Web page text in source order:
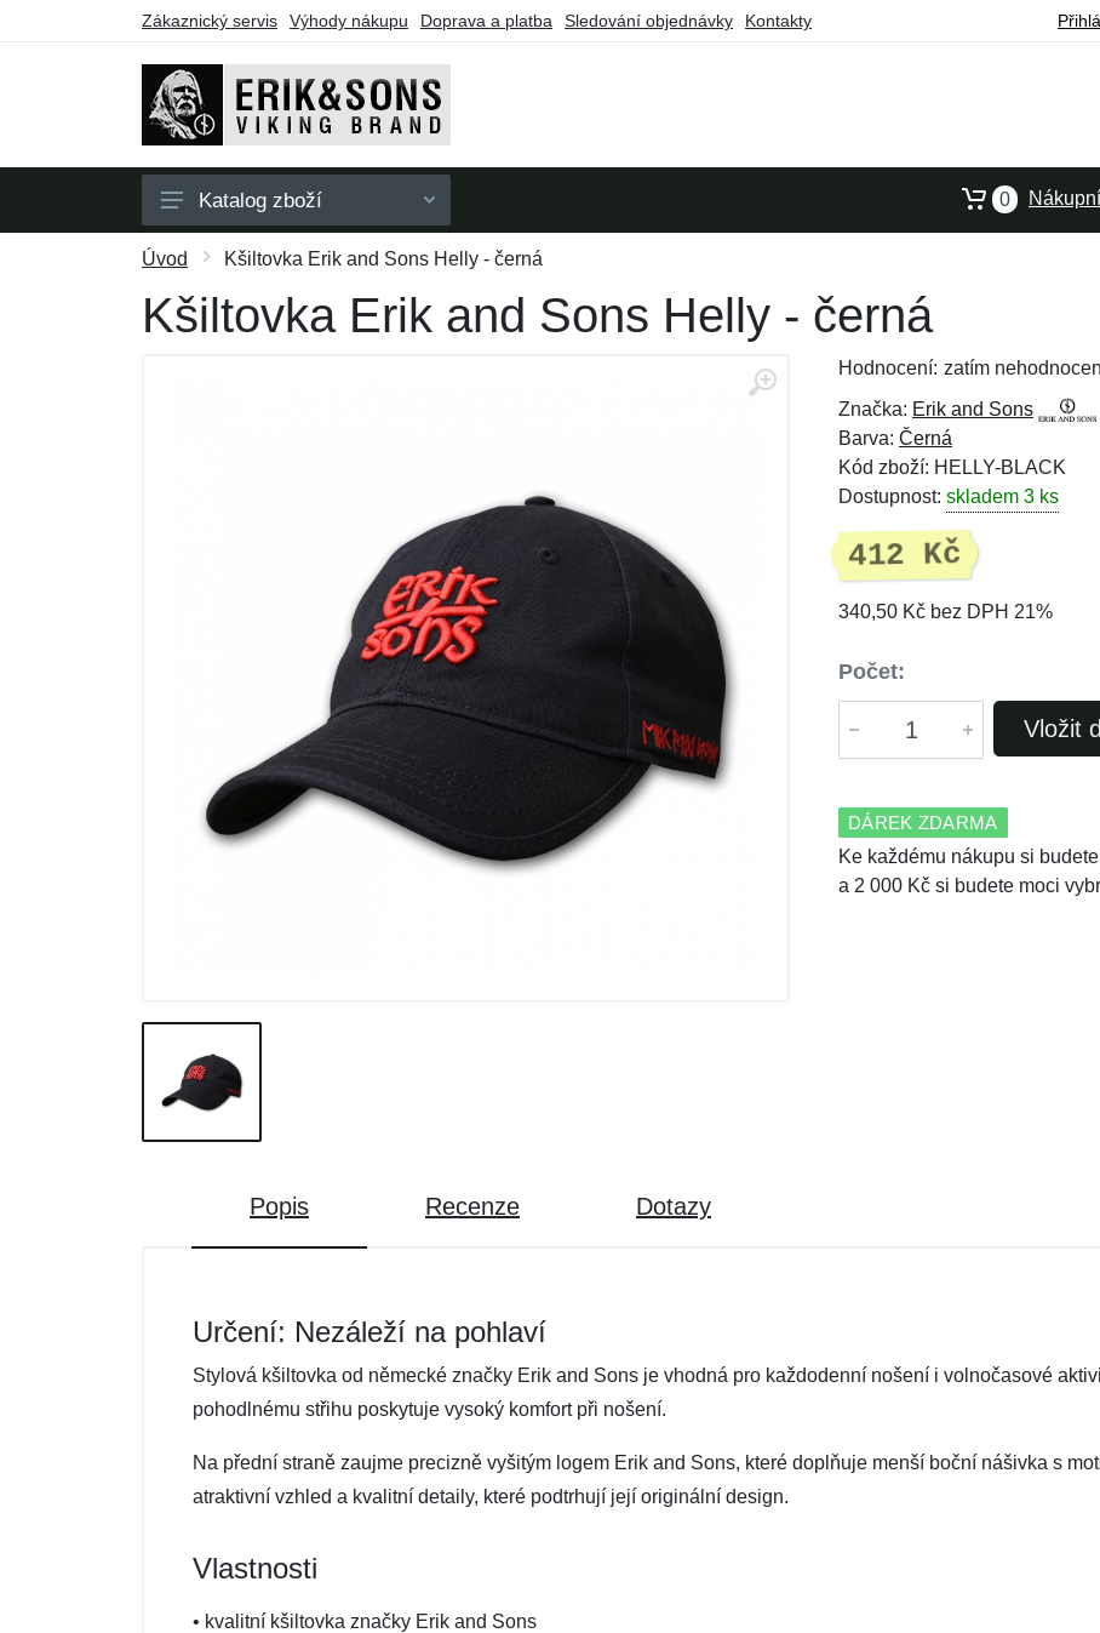
Zákaznický servis Výhody nákupu Doprava a platba Sledování objednávky Kontakty
Pánské
Dámské
Katalog zboží 0
Úvod Kšiltovka Erik and Sons Helly - černá
Kšiltovka Erik and Sons Helly - černá
Hodnocení: zatím
Značka: Erik and Sons
Barva: Černá
Kód zboží: HELLY-BLACK
Dostupnost: skladem 3 ks
412 Kč
340,50 Kč bez DPH 21%
Počet:
Vložit
DÁREK ZDARMA
Ke každému nákupu si
a 2 000 Kč si budete moci
Popis Recenze Dotazy
Určení: Nezáleží na pohlaví
Stylová kšiltovka od německé značky Erik and Sons je vhodná pro každodenní nošení i volnočasové
pohodlnému střihu poskytuje vysoký komfort při nošení.
Na přední straně zaujme precizně vyšitým logem Erik and Sons, které doplňuje menší boční nášivka s
atraktivní vzhled a kvalitní detaily, které podtrhují její originální design.
Vlastnosti
• kvalitní kšiltovka značky Erik and Sons